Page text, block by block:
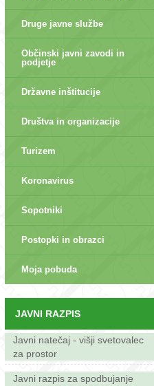
Druge javne službe
Občinski javni zavodi in
podjetje
Državne inštitucije
Društva in organizacije
Turizem
Koronavirus
Sopotniki
Postopki in obrazci
Moja pobuda
JAVNI RAZPIS
Javni natečaj - višji svetovalec
za prostor
Javni razpis za spodbujanje